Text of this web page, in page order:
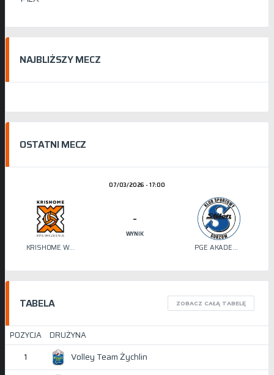
NAJBLIŻSZY MECZ
OSTATNI MECZ
07/03/2026 - 17:00
KRISHOME WRZEŚNIA PGE AKADEMIA SIATKÓWKI STILON
-
WYNIK
TABELA ZOBACZ CAŁĄ TABELĘ
POZYCJA
DRUŻYNA
1
Volley Team Żychlin